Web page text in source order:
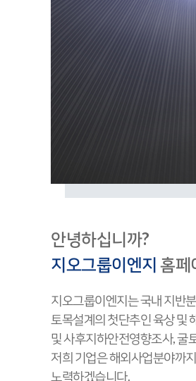
안녕하십니까?
지오그룹이엔지 홈페
지오그룹이엔지는 국내 지반
토목설계의 첫단추인 육상 및
및 사후지하안전영향조사, 굴
저희 기업은 해외사업분야까
노력하겠습니다.